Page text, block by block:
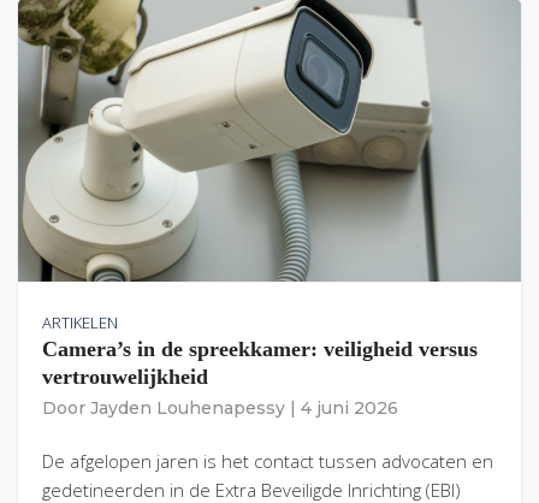
ARTIKELEN
Camera’s in de spreekkamer: veiligheid versus
vertrouwelijkheid
Door Jayden Louhenapessy 4 juni 2026
De afgelopen jaren is het contact tussen advocaten en
gedetineerden in de Extra Beveiligde Inrichting (EBI)